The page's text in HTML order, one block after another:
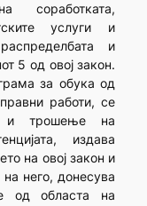
соработката,
услуги и
и
5 од овој закон.
за обука од
работи, се
и трошење на
издава
на овој закон и
него, донесува
од областа на